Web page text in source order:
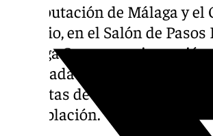
La Diputación de Málaga y
de junio, en el Salón de
‹Málaga Sacra›, una
destinada de forma íntegra
y ermitas de la provincia, así
despoblación.